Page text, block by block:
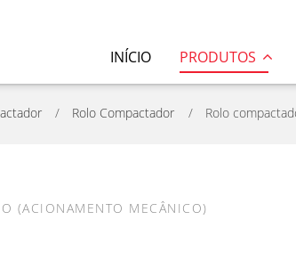
INÍCIO PRODUTOS
Rolo Compactador Rolo
(ACIONAMENTO MECÂNICO)